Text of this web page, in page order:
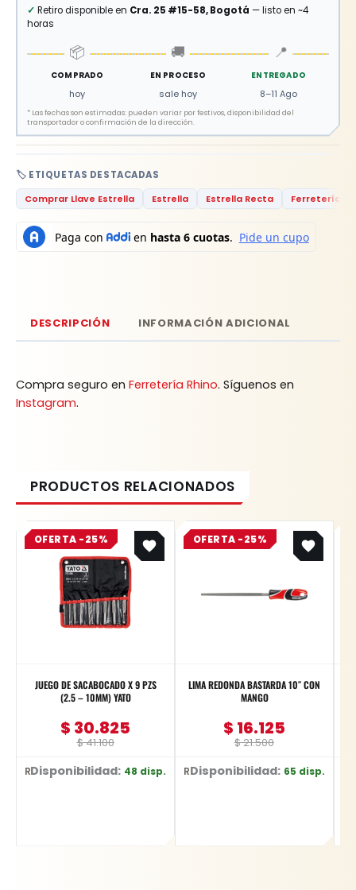
🏷️ ETIQUETAS DESTACADAS
Comprar Llave Estrella
Estrella Estrella Recta Ferretería
✓ Retiro disponible en Cra. 25 #15-58, Bogotá — listo en ~4
horas
📦
COMPRADO
hoy
🚚
EN PROCESO
sale hoy
📍
ENTREGADO
8–11 Ago
* Las fechas son estimadas: pueden variar por festivos, disponibilidad del
transportador o confirmación de la dirección.
DESCRIPCIÓN INFORMACIÓN ADICIONAL
Compra seguro en Ferretería Rhino. Síguenos en
Instagram.
OFERTA -25%
JUEGO DE SACABOCADO X 9 PZS
(2.5 – 10MM) YATO
$41.100
Original
price
was:
$ 41.100.
$ 30.825
Current
price
is:
$ 30.825.
Ref: YT-3590
Disponibilidad: 48 disp.
OFERTA -25%
LIMA REDONDA BASTARDA 10″ CON
MANGO
$21.500
Original
price
was:
$ 16.125
Current
price
is:
Ref: YT-6227
Disponibilidad: 65 disp.